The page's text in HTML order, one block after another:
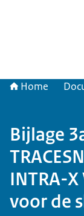
Home
Bijlage
INTRA-
voor de